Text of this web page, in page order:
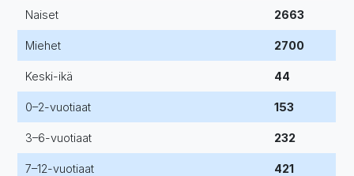
Naiset 2663
Miehet 2700
Keski-ikä 44
0–2-vuotiaat 153
3–6-vuotiaat 232
7–12-vuotiaat 421